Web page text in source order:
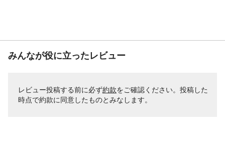
みんなが役に立ったレビュー
レビュー投稿する前に必ず約款をご確認ください。投稿した
時点で約款に同意したものとみなします。